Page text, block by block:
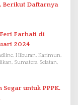
Berikut Daftarnya
Farhati di
2024
Hiburan, Karimun,
Sumatera Selatan,
untuk PPPK.